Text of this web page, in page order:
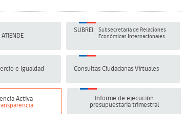
ATIENDE
SUBREI
Subsecretaría de Relaciones
Económicas Internacionales
e Igualdad Consultas Ciudadanas Virtuales
Activa
Informe de ejecución
presupuestaria trimestral